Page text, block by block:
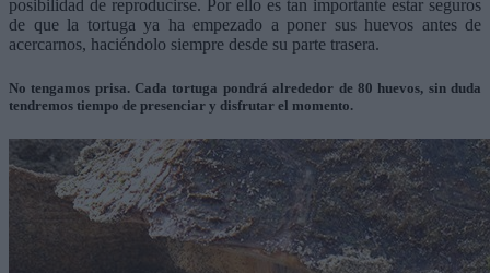
posibilidad de reproducirse. Por ello es tan importante estar seguros
de que la tortuga ya ha empezado a poner sus huevos antes de
acercarnos, haciéndolo siempre desde su parte trasera.
No tengamos prisa. Cada tortuga pondrá alrededor de 80 huevos, sin duda
tendremos tiempo de presenciar y disfrutar el momento.